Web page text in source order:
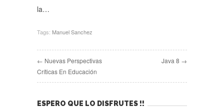
la…
Tags: Manuel Sanchez
← Nuevas Perspectivas
Críticas En Educación
Java 8 →
ESPERO QUE LO DISFRUTES !!